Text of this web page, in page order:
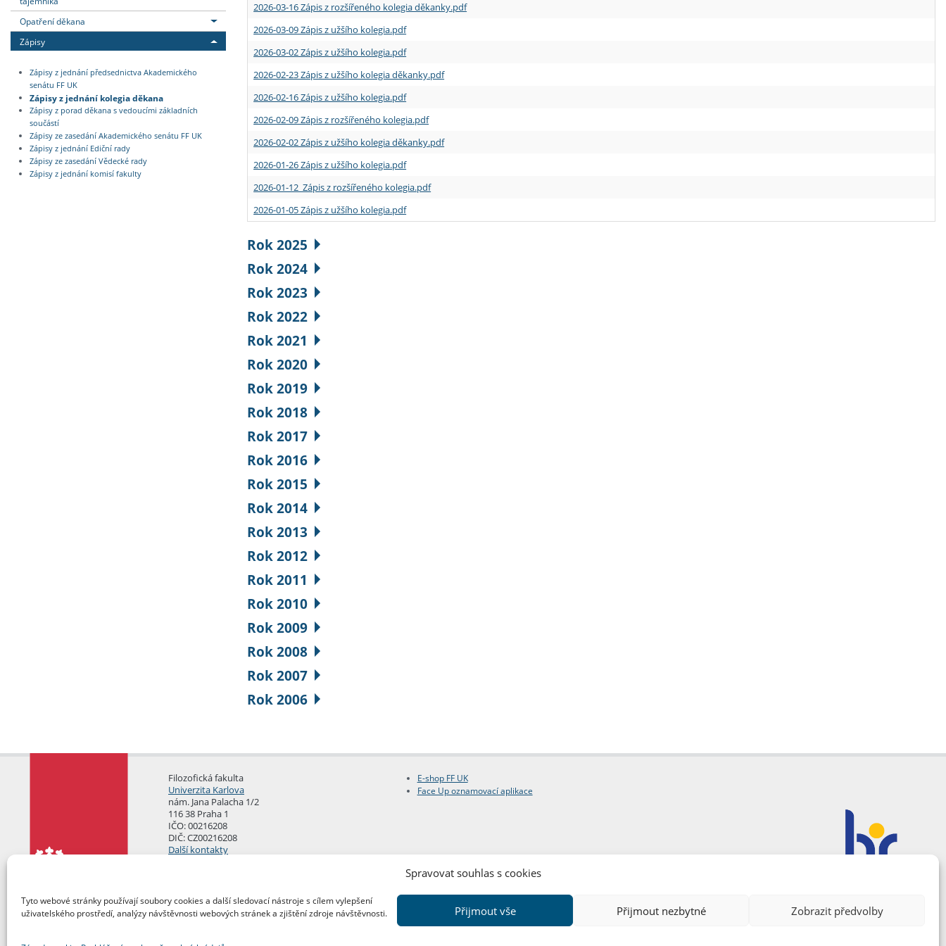
Spravovat souhlas s cookies
Tyto webové stránky používají soubory cookies a další sledovací nástroje s cílem vylepšení
uživatelského prostředí, analýzy návštěvnosti webových stránek a zjištění zdroje návštěvnosti.
Přijmout vše Přijmout nezbytné Zobrazit předvolby
Opatření děkana
Zápisy
Zápisy z jednání předsednictva Akademického
senátu FF UK
Zápisy z jednání kolegia děkana
Zápisy z porad děkana s vedoucími základních
součástí
Zápisy ze zasedání Akademického senátu FF UK
Zápisy z jednání Ediční rady
Zápisy ze zasedání Vědecké rady
Zápisy z jednání komisí fakulty
2026-03-16 Zápis z rozšířeného kolegia děkanky.pdf
2026-03-09 Zápis z užšího kolegia.pdf
2026-03-02 Zápis z užšího kolegia.pdf
2026-02-23 Zápis z užšího kolegia děkanky.pdf
2026-02-16 Zápis z užšího kolegia.pdf
2026-02-09 Zápis z rozšířeného kolegia.pdf
2026-02-02 Zápis z užšího kolegia děkanky.pdf
2026-01-26 Zápis z užšího kolegia.pdf
2026-01-12 Zápis z rozšířeného kolegia.pdf
2026-01-05 Zápis z užšího kolegia.pdf
Rok 2025
Rok 2024
Rok 2023
Rok 2022
Rok 2021
Rok 2020
Rok 2019
Rok 2018
Rok 2017
Rok 2016
Rok 2015
Rok 2014
Rok 2013
Rok 2012
Rok 2011
Rok 2010
Rok 2009
Rok 2008
Rok 2007
Rok 2006
Filozofická fakulta
Univerzita Karlova
nám. Jana Palacha 1/2
116 38 Praha 1
IČO: 00216208
DIČ: CZ00216208
Další kontakty
E-shop FF UK
Face Up oznamovací aplikace